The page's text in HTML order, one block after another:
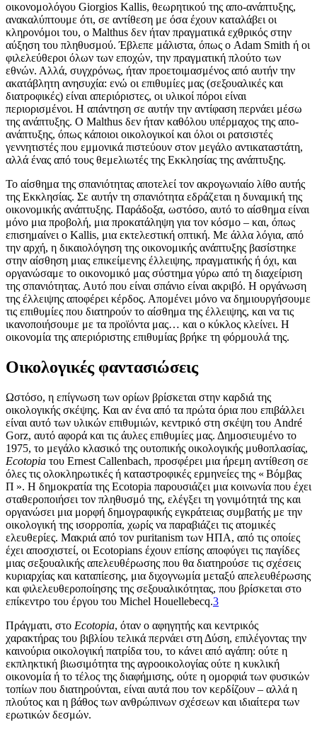
οικονομολόγου Giorgios Kallis, θεωρητικού της απο-ανάπτυξης,
ανακαλύπτουμε ότι, σε αντίθεση με όσα έχουν καταλάβει οι
κληρονόμοι του, ο Malthus δεν ήταν πραγματικά εχθρικός στην
αύξηση του πληθυσμού. Έβλεπε μάλιστα, όπως ο Adam Smith ή οι
φιλελεύθεροι όλων των εποχών, την πραγματική πλούτο των
εθνών. Αλλά, συγχρόνως, ήταν προετοιμασμένος από αυτήν την
ακατάβλητη ανησυχία: ενώ οι επιθυμίες μας (σεξουαλικές και
διατροφικές) είναι απεριόριστες, οι υλικοί πόροι είναι
περιορισμένοι. Η απάντηση σε αυτήν την αντίφαση περνάει μέσω
της ανάπτυξης. Ο Malthus δεν ήταν καθόλου υπέρμαχος της απο-
ανάπτυξης, όπως κάποιοι οικολογικοί και όλοι οι ρατσιστές
γεννητιστές που εμμονικά πιστεύουν στον μεγάλο αντικαταστάτη,
αλλά ένας από τους θεμελιωτές της Εκκλησίας της ανάπτυξης.
Το αίσθημα της σπανιότητας αποτελεί τον ακρογωνιαίο λίθο αυτής
της Εκκλησίας. Σε αυτήν τη σπανιότητα εδράζεται η δυναμική της
οικονομικής ανάπτυξης. Παράδοξα, ωστόσο, αυτό το αίσθημα είναι
μόνο μια προβολή, μια προκατάληψη για τον κόσμο – και, όπως
επισημαίνει ο Kallis, μια εκτελεστική οπτική. Με άλλα λόγια, από
την αρχή, η δικαιολόγηση της οικονομικής ανάπτυξης βασίστηκε
στην αίσθηση μιας επικείμενης έλλειψης, πραγματικής ή όχι, και
οργανώσαμε το οικονομικό μας σύστημα γύρω από τη διαχείριση
της σπανιότητας. Αυτό που είναι σπάνιο είναι ακριβό. Η οργάνωση
της έλλειψης αποφέρει κέρδος. Απομένει μόνο να δημιουργήσουμε
τις επιθυμίες που διατηρούν το αίσθημα της έλλειψης, και να τις
ικανοποιήσουμε με τα προϊόντα μας… και ο κύκλος κλείνει. Η
οικονομία της απεριόριστης επιθυμίας βρήκε τη φόρμουλά της.
Οικολογικές φαντασιώσεις
Ωστόσο, η επίγνωση των ορίων βρίσκεται στην καρδιά της
οικολογικής σκέψης. Και αν ένα από τα πρώτα όρια που επιβάλλει
είναι αυτό των υλικών επιθυμιών, κεντρικό στη σκέψη του André
Gorz, αυτό αφορά και τις άυλες επιθυμίες μας. Δημοσιευμένο το
1975, το μεγάλο κλασικό της ουτοπικής οικολογικής μυθοπλασίας,
Ecotopia του Ernest Callenbach, προσφέρει μια ήρεμη αντίθεση σε
όλες τις ολοκληρωτικές ή καταστροφικές ερμηνείες της « Βόμβας
Π ». Η δημοκρατία της Ecotopia παρουσιάζει μια κοινωνία που έχει
σταθεροποιήσει τον πληθυσμό της, ελέγξει τη γονιμότητά της και
οργανώσει μια μορφή δημογραφικής εγκράτειας συμβατής με την
οικολογική της ισορροπία, χωρίς να παραβιάζει τις ατομικές
ελευθερίες. Μακριά από τον puritanism των ΗΠΑ, από τις οποίες
έχει αποσχιστεί, οι Ecotopians έχουν επίσης αποφύγει τις παγίδες
μιας σεξουαλικής απελευθέρωσης που θα διατηρούσε τις σχέσεις
κυριαρχίας και καταπίεσης, μια διχογνωμία μεταξύ απελευθέρωσης
και φιλελευθεροποίησης της σεξουαλικότητας, που βρίσκεται στο
επίκεντρο του έργου του Michel Houellebecq.3
Πράγματι, στο Ecotopia, όταν ο αφηγητής και κεντρικός
χαρακτήρας του βιβλίου τελικά περνάει στη Δύση, επιλέγοντας την
καινούρια οικολογική πατρίδα του, το κάνει από αγάπη: ούτε η
εκπληκτική βιωσιμότητα της αγροοικολογίας ούτε η κυκλική
οικονομία ή το τέλος της διαφήμισης, ούτε η ομορφιά των φυσικών
τοπίων που διατηρούνται, είναι αυτά που τον κερδίζουν – αλλά η
πλούτος και η βάθος των ανθρώπινων σχέσεων και ιδιαίτερα των
ερωτικών δεσμών.